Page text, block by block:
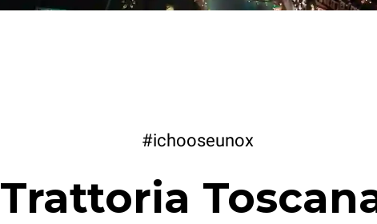
#ichooseunox
Trattoria